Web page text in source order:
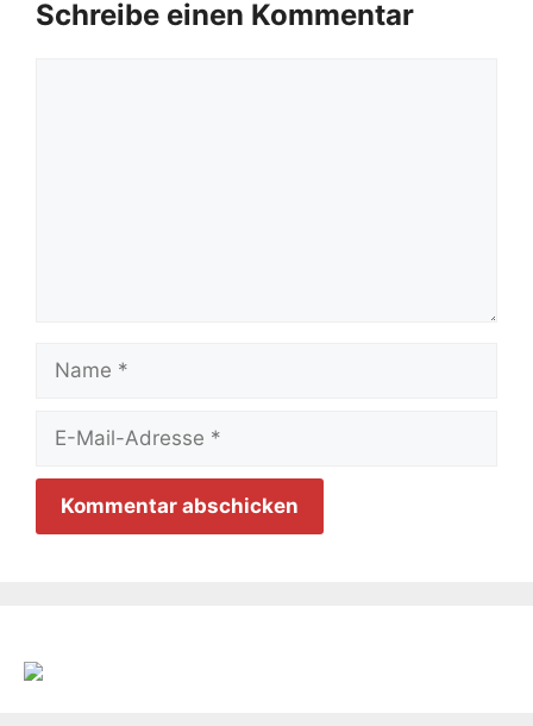
Schreibe einen Kommentar
Mail-
Adresse